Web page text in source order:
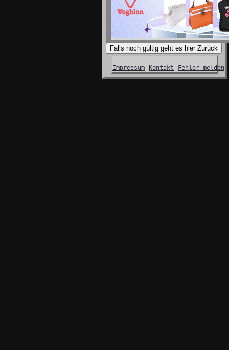
Falls noch gültig geht es hier Zurück
Impressum Kontakt Fehler melden